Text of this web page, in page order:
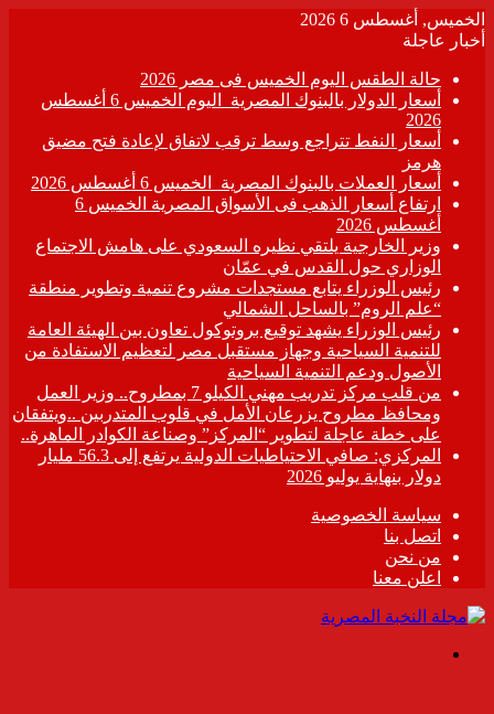
الخميس, أغسطس 6 2026
أخبار عاجلة
حالة الطقس اليوم الخميس فى مصر 2026
أسعار الدولار بالبنوك المصرية اليوم الخميس 6 أغسطس
2026
أسعار النفط تتراجع وسط ترقب لاتفاق لإعادة فتح مضيق
هرمز
أسعار العملات بالبنوك المصرية الخميس 6 أغسطس 2026
ارتفاع أسعار الذهب فى الأسواق المصرية الخميس 6
أغسطس 2026
وزير الخارجية يلتقي نظيره السعودي على هامش الاجتماع
الوزاري حول القدس في عمّان
رئيس الوزراء يتابع مستجدات مشروع تنمية وتطوير منطقة
“علم الروم” بالساحل الشمالي
رئيس الوزراء يشهد توقيع بروتوكول تعاون بين الهيئة العامة
للتنمية السياحية وجهاز مستقبل مصر لتعظيم الاستفادة من
الأصول ودعم التنمية السياحية
من قلب مركز تدريب مهني الكيلو 7 بمطروح.. وزير العمل
ومحافظ مطروح يزرعان الأمل في قلوب المتدربين ..ويتفقان
على خطة عاجلة لتطوير “المركز” وصناعة الكوادر الماهرة..
المركزي: صافي الاحتياطيات الدولية يرتفع إلى 56.3 مليار
دولار بنهاية يوليو 2026
سياسة الخصوصية
اتصل بنا
من نحن
اعلن معنا